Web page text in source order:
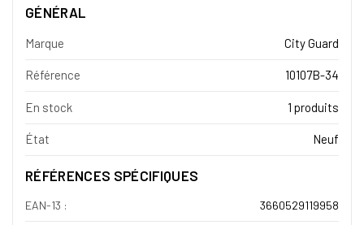
GÉNÉRAL
Marque City Guard
Référence 10107B-34
En stock 1 produits
État Neuf
RÉFÉRENCES SPÉCIFIQUES
EAN-13 : 3660529119958